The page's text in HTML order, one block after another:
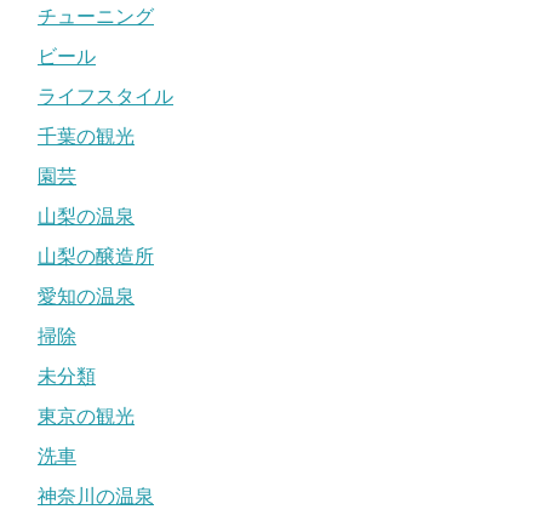
チューニング
ビール
ライフスタイル
千葉の観光
園芸
山梨の温泉
山梨の醸造所
愛知の温泉
掃除
未分類
東京の観光
洗車
神奈川の温泉